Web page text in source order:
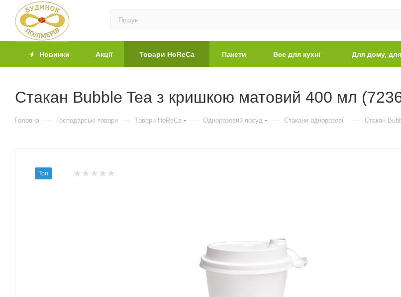
Новинки Акції Товари HoReCa Пакети Все для кухні Для дому,
Стакан Bubble Tea з кришкою матовий 400 мл
Головна — Господарські товари — Товари HoReCa — Одноразовий посуд — Стакани одноразові — Стакан
Топ